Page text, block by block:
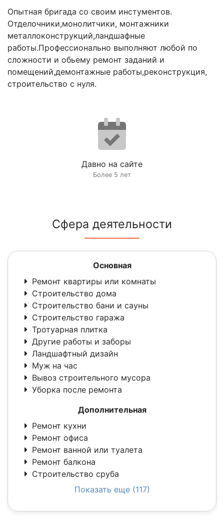
Опытная бригада со своим инстументов.
Отделочники,монолитчики, монтажники
металлоконструкций,ландшафные
работы.Профессионально выполняют любой по
сложности и обьему ремонт заданий и
помещений,демонтажные работы,реконструкция,
строительство с нуля.
Давно на сайте
Более 5 лет
Сфера деятельности
Основная
Ремонт квартиры или комнаты
Строительство дома
Строительство бани и сауны
Строительство гаража
Тротуарная плитка
Другие работы и заборы
Ландшафтный дизайн
Муж на час
Вывоз строительного мусора
Уборка после ремонта
Дополнительная
Ремонт кухни
Ремонт офиса
Ремонт ванной или туалета
Ремонт балкона
Строительство сруба
Показать еще (117)